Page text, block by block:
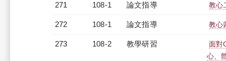
271 108-1 論文指導 教心
272 108-1 論文指導 教心
273 108-2 教學研習
面對
心、